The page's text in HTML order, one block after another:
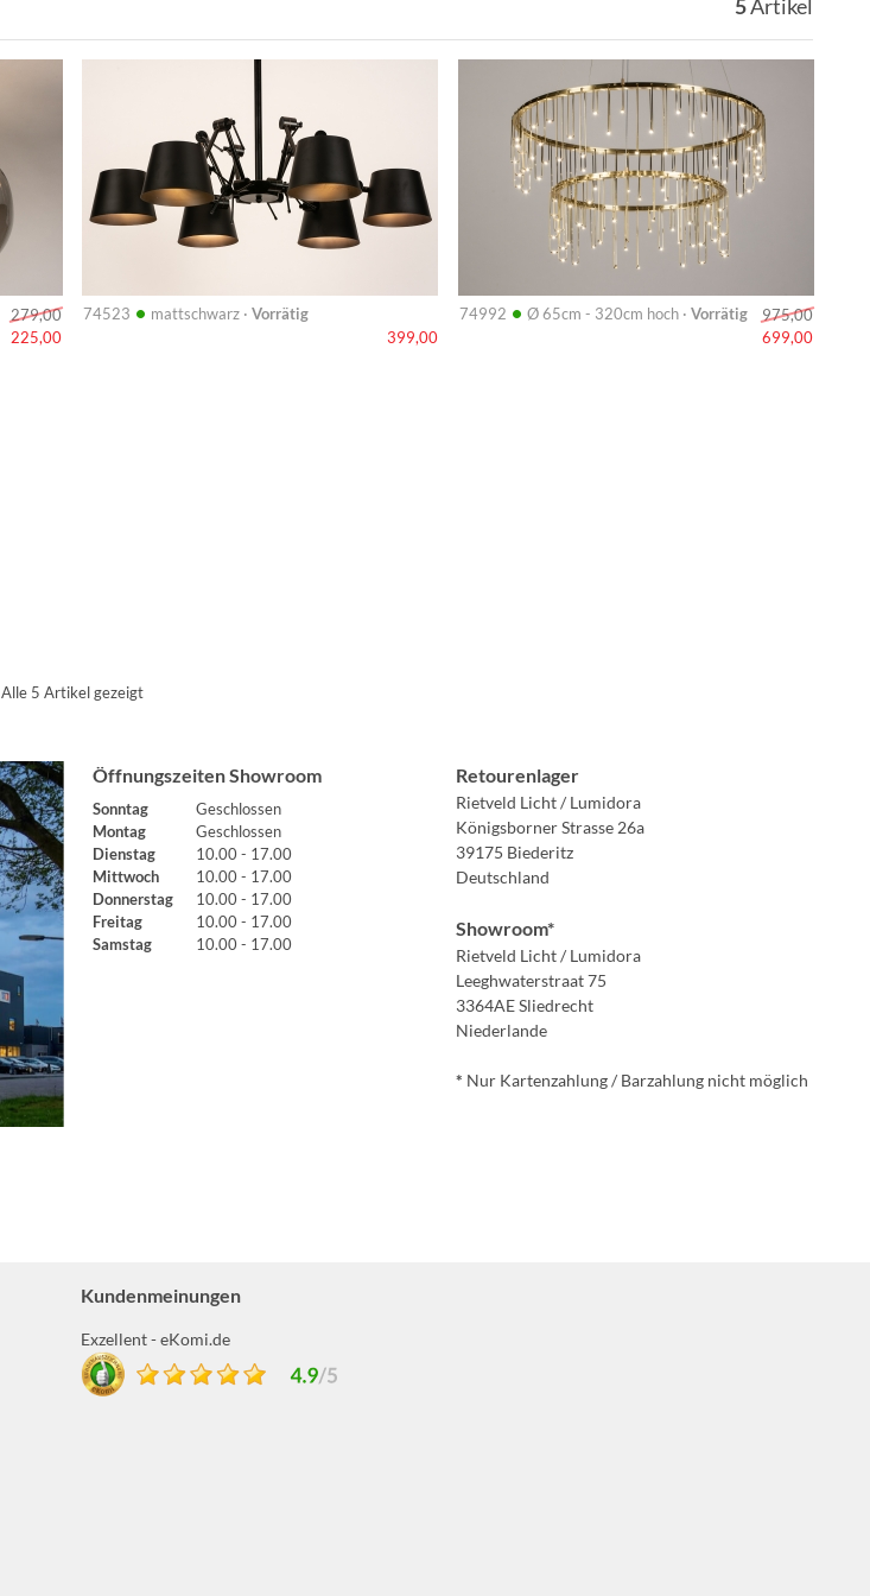
5Artikel
279,00
225,00
74523 • mattschwarz · Vorrätig
399,00
Info
74992 • Ø 65cm - 320cm hoch · Vorrätig
975,00
699,00
Info
Alle 5 Artikel gezeigt
Öffnungszeiten Showroom
Sonntag
Geschlossen
Montag
Geschlossen
Dienstag
10.00 - 17.00
Mittwoch
10.00 - 17.00
Donnerstag
10.00 - 17.00
Freitag
10.00 - 17.00
Samstag
10.00 - 17.00
Retourenlager
Rietveld Licht / Lumidora
Königsborner Strasse 26a
39175 Biederitz
Deutschland
Showroom*
Rietveld Licht / Lumidora
Leeghwaterstraat 75
3364AE Sliedrecht
Niederlande
* Nur Kartenzahlung / Barzahlung nicht möglich
Kundenmeinungen
Exzellent - eKomi.de